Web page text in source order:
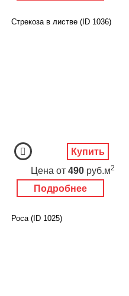
Стрекоза в листве (ID 1036)
Подробнее
Цена от 490 руб.м2
Купить
Роса (ID 1025)